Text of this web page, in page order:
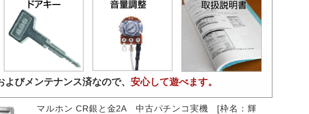
よびメンテナンス済なので、 安心して遊べます。
マルホン CR銀と金2A 中古パチンコ実機 [枠名：輝